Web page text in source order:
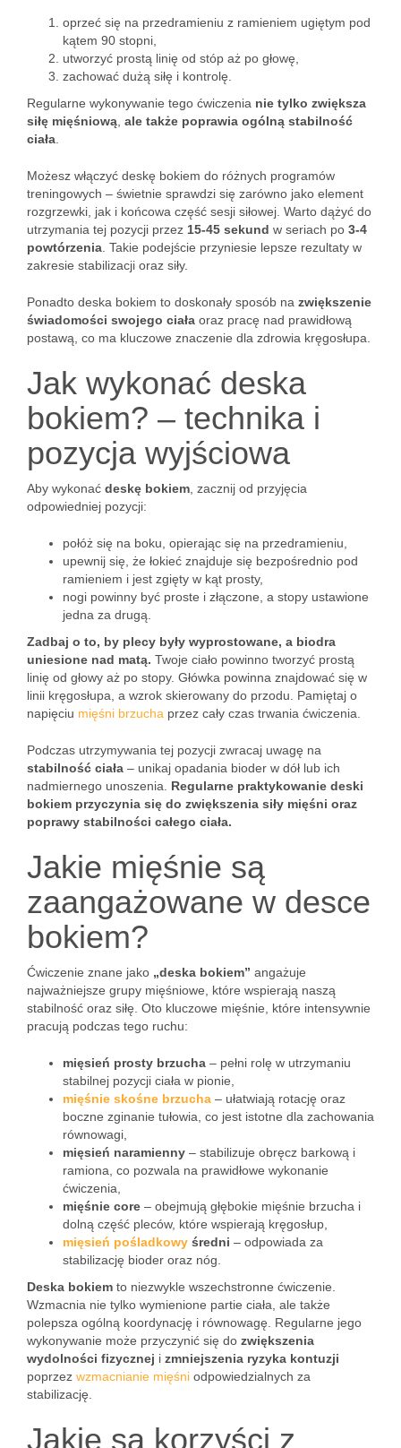
oprzeć się na przedramieniu z ramieniem ugiętym pod
kątem 90 stopni,
utworzyć prostą linię od stóp aż po głowę,
zachować dużą siłę i kontrolę.
Regularne wykonywanie tego ćwiczenia nie tylko zwiększa
siłę mięśniową ale także poprawia ogólną stabilność
ciała
Możesz włączyć deskę bokiem do różnych programów
treningowych – świetnie sprawdzi się zarówno jako element
rozgrzewki, jak i końcowa część sesji siłowej. Warto dążyć do
utrzymania tej pozycji przez 15-45 sekund w seriach po 3-4
powtórzenia . Takie podejście przyniesie lepsze rezultaty w
zakresie stabilizacji oraz siły.
Ponadto deska bokiem to doskonały sposób na zwiększenie
świadomości swojego ciała oraz pracę nad prawidłową
postawą, co ma kluczowe znaczenie dla zdrowia kręgosłupa.
Jak wykonać deska
bokiem? – technika i
pozycja wyjściowa
Aby wykonać deskę bokiem , zacznij od przyjęcia
odpowiedniej pozycji:
połóż się na boku, opierając się na przedramieniu,
upewnij się, że łokieć znajduje się bezpośrednio pod
ramieniem i jest zgięty w kąt prosty,
nogi powinny być proste i złączone, a stopy ustawione
jedna za drugą.
Zadbaj o to, by plecy były wyprostowane, a biodra
uniesione nad matą. Twoje ciało powinno tworzyć prostą
linię od głowy aż po stopy. Główka powinna znajdować się w
linii kręgosłupa, a wzrok skierowany do przodu. Pamiętaj o
napięciu mięśni brzucha przez cały czas trwania ćwiczenia.
Podczas utrzymywania tej pozycji zwracaj uwagę na
stabilność ciała – unikaj opadania bioder w dół lub ich
nadmiernego unoszenia. Regularne praktykowanie deski
bokiem przyczynia się do zwiększenia siły mięśni oraz
poprawy stabilności całego ciała.
Jakie mięśnie są
zaangażowane w desce
bokiem?
Ćwiczenie znane jako „deska bokiem” angażuje
najważniejsze grupy mięśniowe, które wspierają naszą
stabilność oraz siłę. Oto kluczowe mięśnie, które intensywnie
pracują podczas tego ruchu:
mięsień prosty brzucha – pełni rolę w utrzymaniu
stabilnej pozycji ciała w pionie,
mięśnie skośne brzucha – ułatwiają rotację oraz
boczne zginanie tułowia, co jest istotne dla zachowania
równowagi,
mięsień naramienny – stabilizuje obręcz barkową i
ramiona, co pozwala na prawidłowe wykonanie
ćwiczenia,
mięśnie core – obejmują głębokie mięśnie brzucha i
dolną część pleców, które wspierają kręgosłup,
mięsień pośladkowy średni – odpowiada za
stabilizację bioder oraz nóg.
Deska bokiem to niezwykle wszechstronne ćwiczenie.
Wzmacnia nie tylko wymienione partie ciała, ale także
polepsza ogólną koordynację i równowagę. Regularne jego
wykonywanie może przyczynić się do zwiększenia
wydolności fizycznej i zmniejszenia ryzyka kontuzji
poprzez wzmacnianie mięśni odpowiedzialnych za
stabilizację.
Jakie są korzyści z